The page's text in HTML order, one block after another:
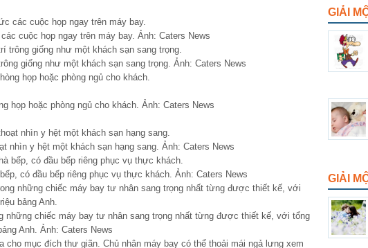
cuộc họp ngay trên máy bay. Ảnh: Caters News
giống như một khách sạn sang trọng. Ảnh: Caters News
họp hoặc phòng ngủ cho khách. Ảnh: Caters News
nhìn y hệt một khách sạn hạng sang. Ảnh: Caters News
có đầu bếp riêng phục vụ thực khách. Ảnh: Caters News
những chiếc máy bay tư nhân sang trọng nhất từng được thiết kế, với tổng
Anh. Ảnh: Caters News
GIẢI
GIẢI